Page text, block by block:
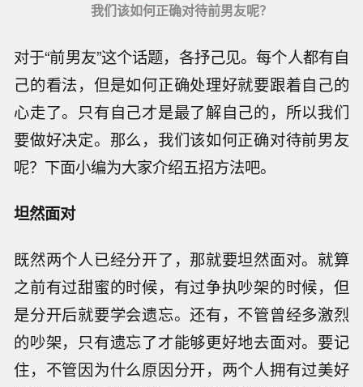
我们该如何正确对待前男友呢？
对于“前男友”这个话题，各抒己见。每个人都有自
己的看法，但是如何正确处理好就要跟着自己的
心走了。只有自己才是最了解自己的，所以我们
要做好决定。那么，我们该如何正确对待前男友
呢？下面小编为大家介绍五招方法吧。
坦然面对
既然两个人已经分开了，那就要坦然面对。就算
之前有过甜蜜的时候，有过争执吵架的时候，但
是分开后就要学会遗忘。还有，不管曾经多激烈
的吵架，只有遗忘了才能够更好地去面对。要记
住，不管因为什么原因分开，两个人拥有过美好